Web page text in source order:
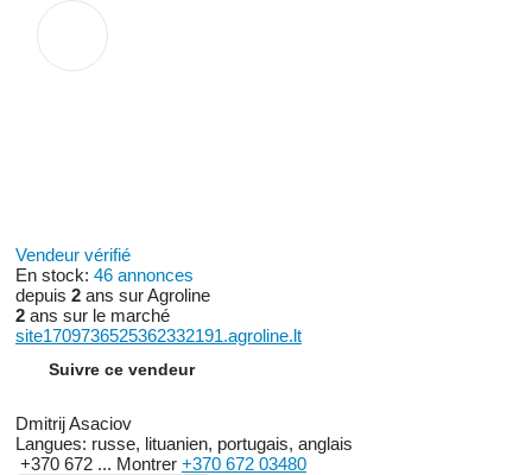
Vendeur vérifié
En stock: 46 annonces
depuis 2 ans sur Agroline
2 ans sur le marché
site1709736525362332191.agroline.lt
Suivre ce vendeur
Dmitrij Asaciov
Langues: russe, lituanien, portugais, anglais
+370 672 ... Montrer +370 672 03480